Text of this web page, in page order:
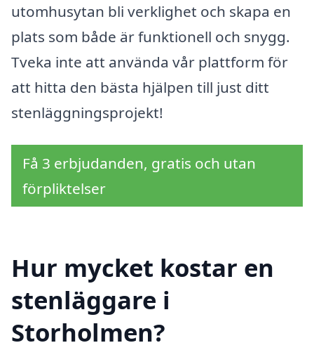
utomhusytan bli verklighet och skapa en
plats som både är funktionell och snygg.
Tveka inte att använda vår plattform för
att hitta den bästa hjälpen till just ditt
stenläggningsprojekt!
Få 3 erbjudanden, gratis och utan
förpliktelser
Hur mycket kostar en
stenläggare i
Storholmen?